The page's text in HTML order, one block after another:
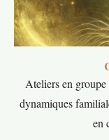
Ateliers en
dynamiques
en